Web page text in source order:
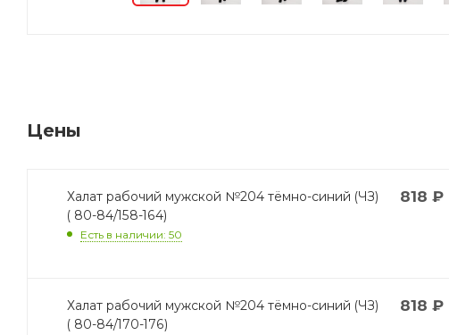
Цены
Халат рабочий мужской №204 тёмно-синий (ЧЗ)
( 80-84/158-164)
Есть в наличии: 50
818 ₽
Халат рабочий мужской №204 тёмно-синий (ЧЗ)
( 80-84/170-176)
818 ₽